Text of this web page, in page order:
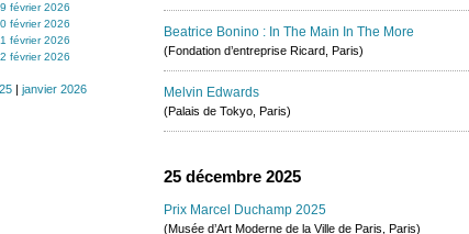
février 2026
février 2026
février 2026
février 2026
| janvier 2026
Beatrice Bonino : In The Main In The More
(Fondation d’entreprise Ricard, Paris)
Melvin Edwards
(Palais de Tokyo, Paris)
25 décembre 2025
Prix Marcel Duchamp 2025
(Musée d’Art Moderne de la Ville de Paris, Paris)